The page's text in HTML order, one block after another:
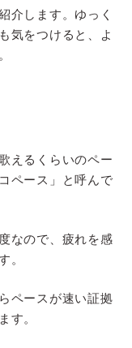
介します。ゆっく
気をつけると、よ
えるくらいのペー
ペース」と呼んで
なので、疲れを感
。
ペースが速い証拠
す。